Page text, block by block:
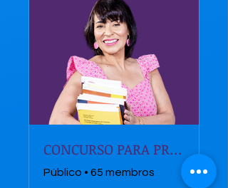
CONCURSO PARA PROFESSOR PD E EVENTUAL-SJC/2025
Público • 65 membros